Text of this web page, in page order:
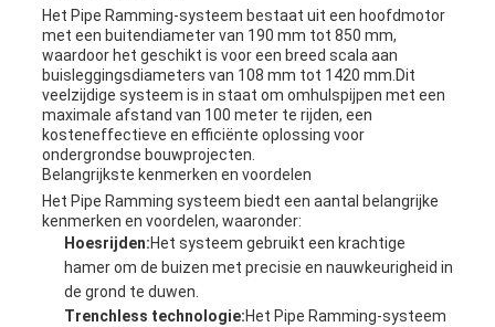
Het Pipe Ramming-systeem bestaat uit een hoofdmotor
met een buitendiameter van 190 mm tot 850 mm,
waardoor het geschikt is voor een breed scala aan
buisleggingsdiameters van 108 mm tot 1420 mm.Dit
veelzijdige systeem is in staat om omhulspijpen met een
maximale afstand van 100 meter te rijden, een
kosteneffectieve en efficiënte oplossing voor
ondergrondse bouwprojecten.
Belangrijkste kenmerken en voordelen
Het Pipe Ramming systeem biedt een aantal belangrijke
kenmerken en voordelen, waaronder:
Hoesrijden:Het systeem gebruikt een krachtige
hamer om de buizen met precisie en nauwkeurigheid in
de grond te duwen.
Trenchless technologie:Het Pipe Ramming-systeem